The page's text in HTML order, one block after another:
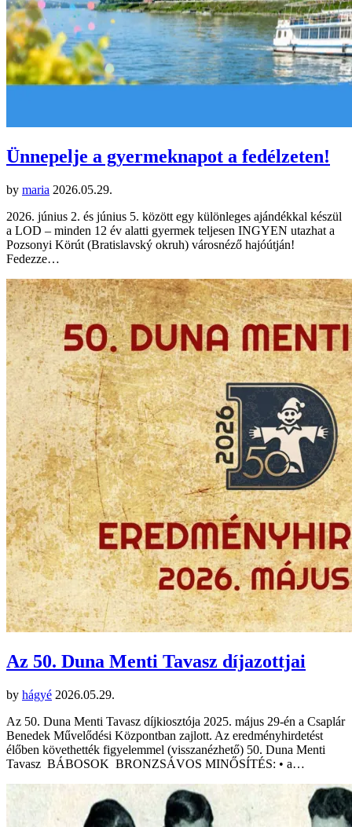
Ünnepelje a gyermeknapot a fedélzeten!
by maria 2026.05.29.
2026. június 2. és június 5. között egy különleges ajándékkal készül
a LOD – minden 12 év alatti gyermek teljesen INGYEN utazhat a
Pozsonyi Körút (Bratislavský okruh) városnéző hajóútján!
Fedezze…
Az 50. Duna Menti Tavasz díjazottjai
by hágyé 2026.05.29.
Az 50. Duna Menti Tavasz díjkiosztója 2025. május 29-én a Csaplár
Benedek Művelődési Központban zajlott. Az eredményhirdetést
élőben követhették figyelemmel (visszanézhető) 50. Duna Menti
Tavasz BÁBOSOK BRONZSÁVOS MINŐSÍTÉS: • a…